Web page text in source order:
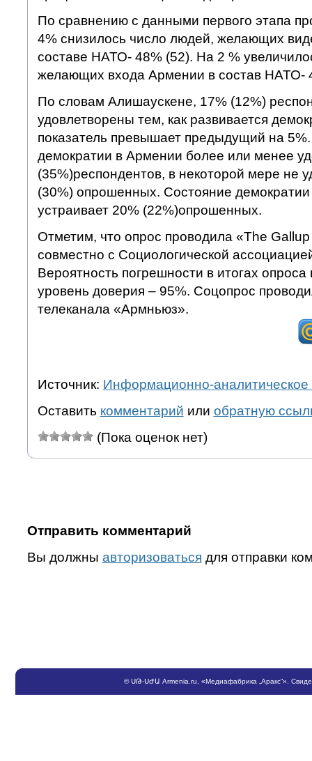
По сравнению с данными первого этапа
4% снизилось число людей, желающих
составе НАТО- 48% (52). На 2 %
желающих входа Армении в состав НАТО-
По словам Алишаускене, 17% (12%)
удовлетворены тем, как развивается
показатель превышает предыдущий на
демократии в Армении более или менее
(35%)респондентов, в некоторой мере не
(30%) опрошенных. Состояние
устраивает 20% (22%)опрошенных.
Отметим, что опрос проводила «The
совместно с Социологической
Вероятность погрешности в итогах
уровень доверия – 95%. Соцопрос
телеканала «Армньюз».
Источник: Информационно-аналитическое
Оставить комментарий или обратную
(Пока оценок нет)
Отправить комментарий
Вы должны авторизоваться для отправки
©ՍԹ-ՍԺԱ Armenia.ru , «Медиафабрика „Аракс“».